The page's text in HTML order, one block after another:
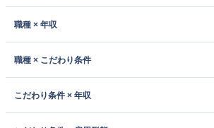
職種 × 年収
職種 × こだわり条件
こだわり条件 × 年収